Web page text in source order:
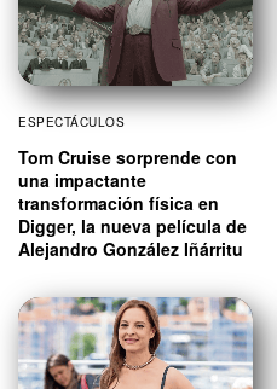
ESPECTÁCULOS
Tom Cruise sorprende con
una impactante
transformación física en
Digger, la nueva película de
Alejandro González Iñárritu